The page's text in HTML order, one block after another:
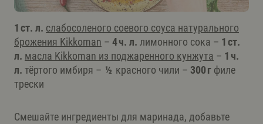
1 ст. л. слабосоленого соевого соуса натурального
брожения Kikkoman – 4 ч. л. лимонного сока – 1 ст.
л. масла Kikkoman из поджаренного кунжута – 1 ч.
л. тёртого имбиря – ½ красного чили – 300 г филе
трески
Смешайте ингредиенты для маринада, добавьте